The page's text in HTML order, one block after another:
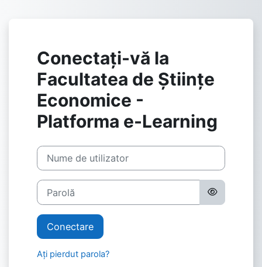
Conectați-vă la
Facultatea de Științe
Economice -
Platforma e-Learning
Nume de utilizator
Parolă
Conectare
Ați pierdut parola?